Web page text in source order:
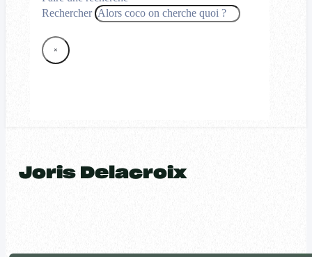
Rechercher
×
Joris Delacroix